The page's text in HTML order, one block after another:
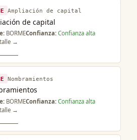
Ampliación de capital
de capital
BORMEConfianza: Confianza alta
→
Nombramientos
BORMEConfianza: Confianza alta
→